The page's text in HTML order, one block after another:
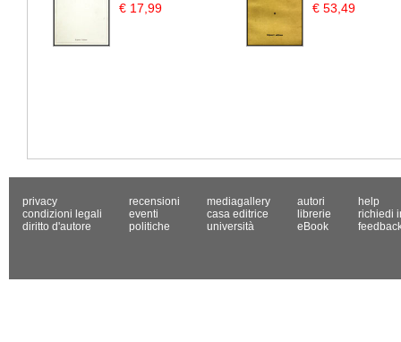
€ 17,99 € 53,49
privacy
condizioni legali
diritto d'autore
recensioni
eventi
politiche
mediagallery
casa editrice
università
autori
librerie
eBook
help
richiedi